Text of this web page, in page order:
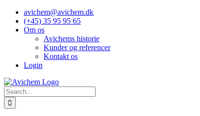
Skip
content
avichem@avichem.dk
(+45) 35 95 95 65
Om os
Avichems historie
Kunder og referencer
Kontakt os
Login
Search
for: